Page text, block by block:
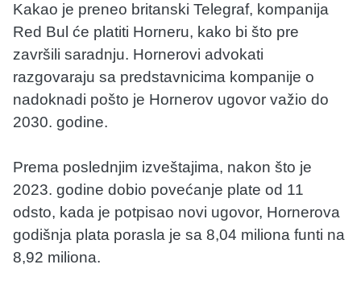
Kakao je preneo britanski Telegraf, kompanija
Red Bul će platiti Horneru, kako bi što pre
završili saradnju. Hornerovi advokati
razgovaraju sa predstavnicima kompanije o
nadoknadi pošto je Hornerov ugovor važio do
2030. godine.
Prema poslednjim izveštajima, nakon što je
2023. godine dobio povećanje plate od 11
odsto, kada je potpisao novi ugovor, Hornerova
godišnja plata porasla je sa 8,04 miliona funti na
8,92 miliona.